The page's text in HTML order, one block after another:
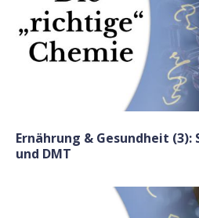
Ernährung & Gesundheit
und DMT